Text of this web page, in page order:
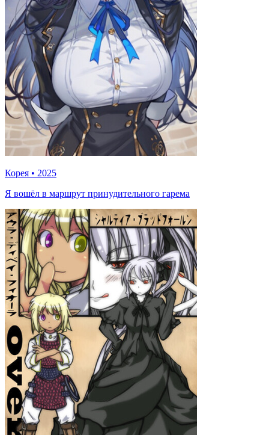
Корея • 2025
Я вошёл в маршрут принудительного гарема